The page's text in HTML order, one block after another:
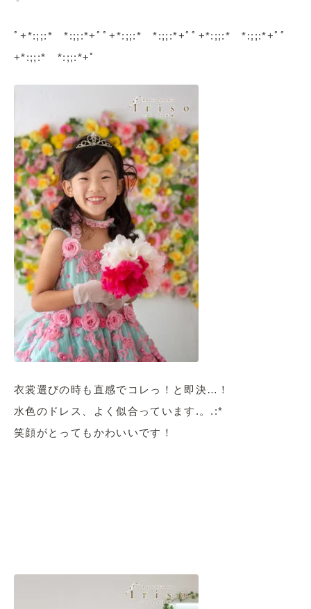
ﾟ+*:;;:* *:;;:*+ﾟﾟ+*:;;:* *:;;:*+ﾟﾟ+*:;;:* *:;;:*+ﾟﾟ
+*:;;:* *:;;:*+ﾟ
衣裳選びの時も直感でコレっ！と即決…！
水色のドレス、よく似合っています.。.:*
笑顔がとってもかわいいです！